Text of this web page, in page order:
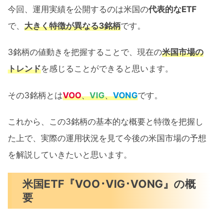
VOO･VIG･VONGのチャート比較
年初来リターンの推移による今後の米
国市場予想
VOO･VIG･VONG 19ヶ月間運用実績公開：
今回、運用実績を公開するのは米国の代表的なETF
で、 大きく特徴が異なる3銘柄です。
3銘柄の値動きを把握することで、現在の米国市場の
トレンドを感じることができると思います。
その3銘柄とはVOO、VIG、VONGです。
これから、この3銘柄の基本的な概要と特徴を把握し
た上で、実際の運用状況を見て今後の米国市場の予想
を解説していきたいと思います。
米国ETF『VOO･VIG･VONG』の概
要